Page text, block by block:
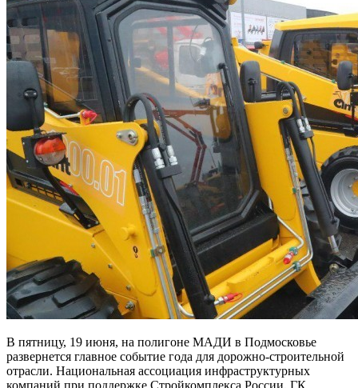
В пятницу, 19 июня, на полигоне МАДИ в Подмосковье
развернется главное событие года для дорожно-строительной
отрасли. Национальная ассоциация инфраструктурных
компаний при поддержке Стройкомплекса России, ГК